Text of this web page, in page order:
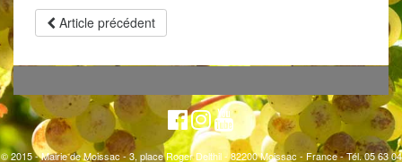
Article précédent
© 2015 - Mairie de Moissac - 3, place Roger Delthil - 82200 Moissac - France - Tél. 05 63 04